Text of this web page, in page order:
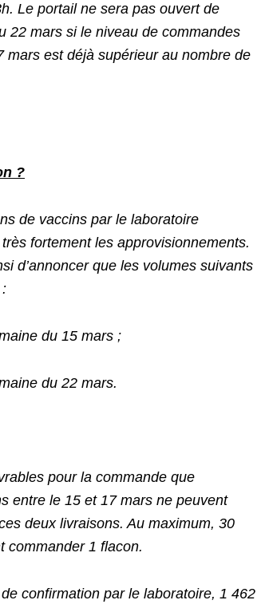
Le portail ne sera pas ouvert de
22 mars si le niveau de commandes
mars est déjà supérieur au nombre de
?
de vaccins par le laboratoire
fortement les approvisionnements.
d’annoncer que les volumes suivants
du 15 mars ;
du 22 mars.
pour la commande que
entre le 15 et 17 mars ne peuvent
deux livraisons. Au maximum, 30
commander 1 flacon.
confirmation par le laboratoire, 1 462